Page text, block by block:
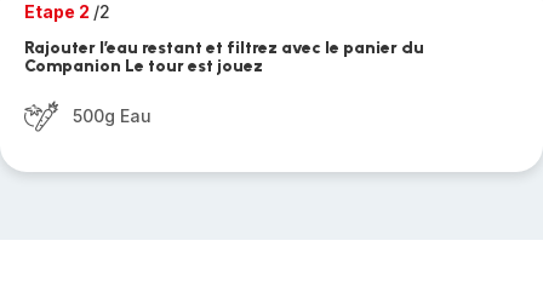
Etape 2 /2
Rajouter l’eau restant et filtrez avec le panier du
Companion Le tour est jouez
500g Eau